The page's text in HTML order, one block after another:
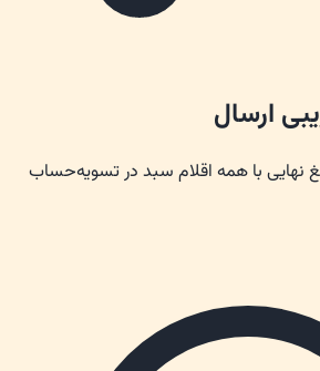
ارسال
نهایی با همه اقلام سبد در تسویه‌حساب